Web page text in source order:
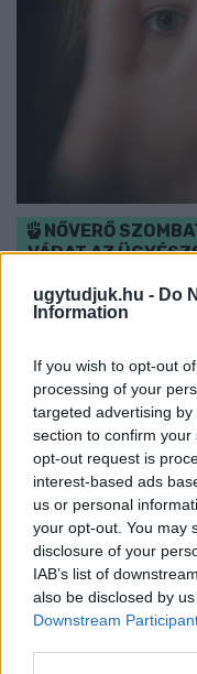
ugytudjuk.hu - Do
Information
If you wish to opt-out
processing of your
targeted advertising
section to confirm
opt-out request is
interest-based ads
us or personal
your opt-out. You may
disclosure of your
IAB’s list of
also be disclosed by
Downstream
NŐVERŐ
VÁDAT AZ
A férfi a nyílt utcán